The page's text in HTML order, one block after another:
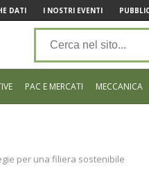
DATI I NOSTRI EVENTI
PAC E MERCATI MECCANICA
per una filiera sostenibile